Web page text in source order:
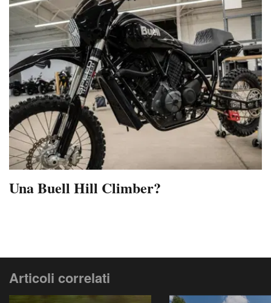
Una Buell Hill Climber?
Articoli correlati